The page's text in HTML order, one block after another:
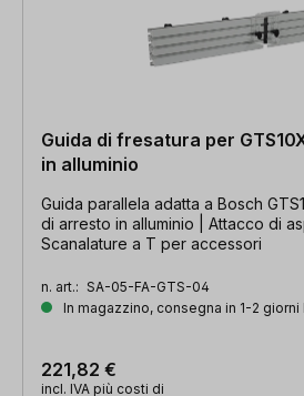
Guida di fresatura per
in alluminio
Guida parallela adatta a Bosch
di arresto in alluminio | Attacco di
Scanalature a T per accessori
n. art.: SA-05-FA-GTS-04
In magazzino, consegna in 1-2 giorni
221,82 €
incl. IVA più costi di